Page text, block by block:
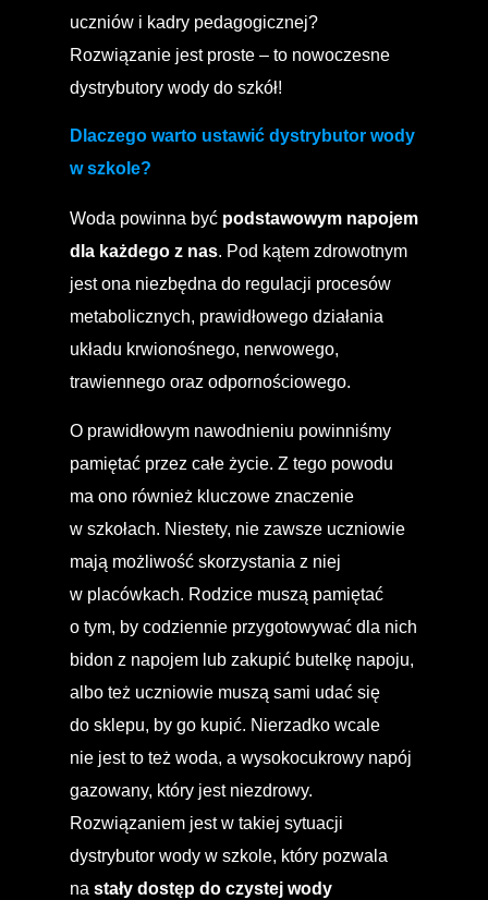
uczniów i kadry pedagogicznej?
Rozwiązanie jest proste – to nowoczesne
dystrybutory wody do szkół!
Dlaczego warto ustawić dystrybutor wody
w szkole?
Woda powinna być podstawowym napojem
dla każdego z nas. Pod kątem zdrowotnym
jest ona niezbędna do regulacji procesów
metabolicznych, prawidłowego działania
układu krwionośnego, nerwowego,
trawiennego oraz odpornościowego.
O prawidłowym nawodnieniu powinniśmy
pamiętać przez całe życie. Z tego powodu
ma ono również kluczowe znaczenie
w szkołach. Niestety, nie zawsze uczniowie
mają możliwość skorzystania z niej
w placówkach. Rodzice muszą pamiętać
o tym, by codziennie przygotowywać dla nich
bidon z napojem lub zakupić butelkę napoju,
albo też uczniowie muszą sami udać się
do sklepu, by go kupić. Nierzadko wcale
nie jest to też woda, a wysokocukrowy napój
gazowany, który jest niezdrowy.
Rozwiązaniem jest w takiej sytuacji
dystrybutor wody w szkole, który pozwala
na stały dostęp do czystej wody